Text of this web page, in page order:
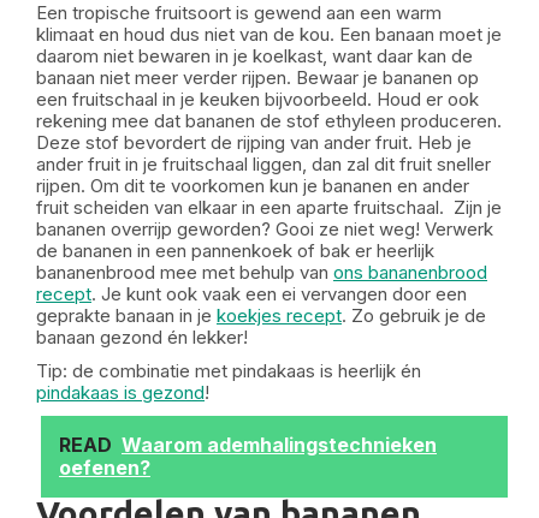
Een tropische fruitsoort is gewend aan een warm
klimaat en houd dus niet van de kou. Een banaan moet je
daarom niet bewaren in je koelkast, want daar kan de
banaan niet meer verder rijpen. Bewaar je bananen op
een fruitschaal in je keuken bijvoorbeeld. Houd er ook
rekening mee dat bananen de stof ethyleen produceren.
Deze stof bevordert de rijping van ander fruit. Heb je
ander fruit in je fruitschaal liggen, dan zal dit fruit sneller
rijpen. Om dit te voorkomen kun je bananen en ander
fruit scheiden van elkaar in een aparte fruitschaal. Zijn je
bananen overrijp geworden? Gooi ze niet weg! Verwerk
de bananen in een pannenkoek of bak er heerlijk
bananenbrood mee met behulp van ons bananenbrood
recept. Je kunt ook vaak een ei vervangen door een
geprakte banaan in je koekjes recept. Zo gebruik je de
banaan gezond én lekker!
Tip: de combinatie met pindakaas is heerlijk én
pindakaas is gezond!
READ Waarom ademhalingstechnieken
oefenen?